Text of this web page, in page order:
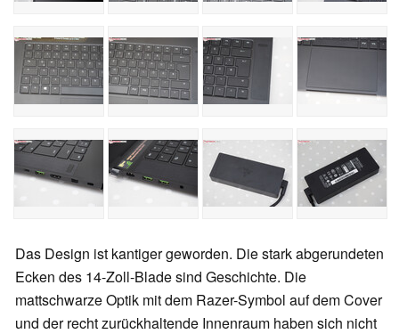
Das Design ist kantiger geworden. Die stark abgerundeten
Ecken des 14-Zoll-Blade sind Geschichte. Die
mattschwarze Optik mit dem Razer-Symbol auf dem Cover
und der recht zurückhaltende Innenraum haben sich nicht